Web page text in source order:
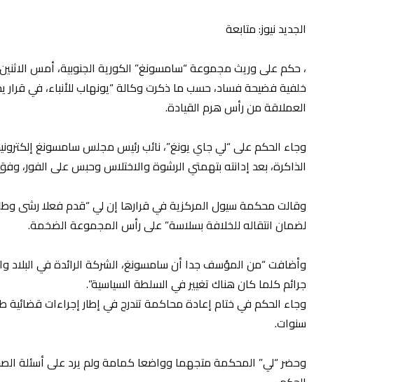
الجديد نيوز: متابعة
، حكم على وريث مجموعة “سامسونغ” الكورية الجنوبية، أمس
خلفية فضيحة فساد، حسب ما ذكرت وكالة “يونهاب للأنباء، في قرار
العملاقة من رأس هرم القيادة.
وجاء الحكم على “لي جاي يونغ”، نائب رئيس مجلس سامسونغ
الذاكرة، بعد إدانته بتهمتي الرشوة والاختلاس وحبس على الفور،
وقالت محكمة سيول المركزية في قرارها إن لي “قدم فعلا رشى
لضمان انتقاله للخلافة بسلاسة” على رأس المجموعة الضخمة.
وأضافت “من المؤسف جدا أن سامسونغ، الشركة الرائدة في البلاد
جرائم كلما كان هناك تغيير في السلطة السياسية”.
وجاء الحكم في ختام إعادة محاكمة تندرج في إطار إجراءات
سنوات.
وحضر “لي” المحكمة متجهما وواضعا كمامة ولم يرد على أسئلة